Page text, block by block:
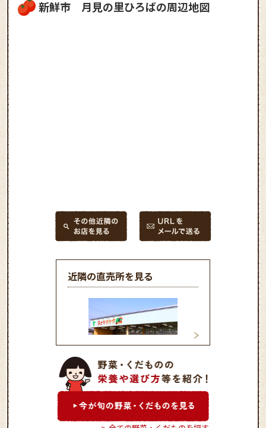
新鮮市 月見の里ひろばの周辺地図
近隣の直売所を見る
あさば新鮮市